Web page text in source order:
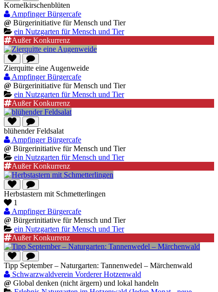
Kornelkirschenblüten
Ampfinger Bürgercafe
@ Bürgerinitiative für Mensch und Tier
ein Nutzgarten für Mensch und Tier
Außer Konkurrenz
Zierquitte eine Augenweide
Ampfinger Bürgercafe
@ Bürgerinitiative für Mensch und Tier
ein Nutzgarten für Mensch und Tier
Außer Konkurrenz
blühender Feldsalat
Ampfinger Bürgercafe
@ Bürgerinitiative für Mensch und Tier
ein Nutzgarten für Mensch und Tier
Außer Konkurrenz
Herbstastern mit Schmetterlingen
1
Ampfinger Bürgercafe
@ Bürgerinitiative für Mensch und Tier
ein Nutzgarten für Mensch und Tier
Außer Konkurrenz
Tipp September – Naturgarten: Tannenwedel – Märchenwald
Schwarzwaldverein Vorderer Hotzenwald
@ Global denken (nicht ärgern) und lokal handeln